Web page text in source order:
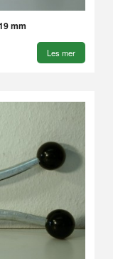
mm
Les mer